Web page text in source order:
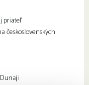
priateľ
československých